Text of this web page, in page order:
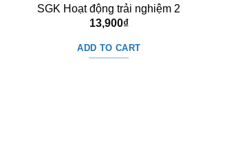
SGK Hoạt động trải nghiệm 2
13,900₫
ADD TO CART